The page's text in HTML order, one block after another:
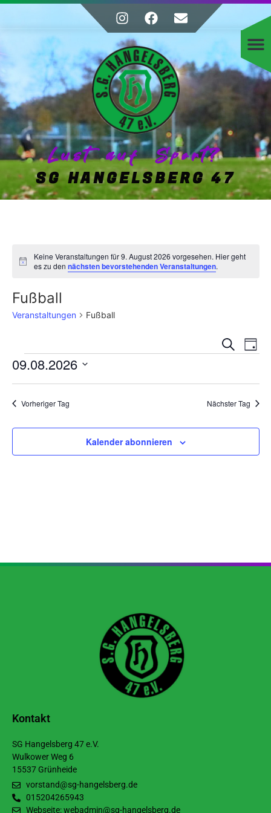
Lust auf Sport?
SG HANGELSBERG 47
Hinweis
Keine Veranstaltungen für 9. August 2026 vorgesehen. Hier geht
es zu den nächsten bevorstehenden Veranstaltungen.
Fußball
Veranstaltungen Fußball
und
SucheTag
09.08.2026
wählen.
Vorheriger Tag Nächster Tag
Kalender abonnieren
Kontakt
SG Hangelsberg 47 e.V.
Wulkower Weg 6
15537 Grünheide
vorstand@sg-hangelsberg.de
015204265943
Webseite: webadmin@sg-hangelsberg.de